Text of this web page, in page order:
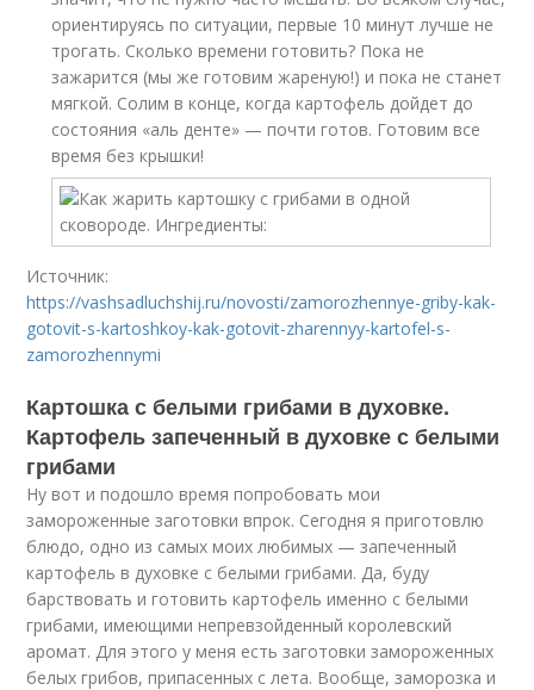
ориентируясь по ситуации, первые 10 минут лучше не
трогать. Сколько времени готовить? Пока не
зажарится (мы же готовим жареную!) и пока не станет
мягкой. Солим в конце, когда картофель дойдет до
состояния «аль денте» — почти готов. Готовим все
время без крышки!
Источник:
https://vashsadluchshij.ru/novosti/zamorozhennye-griby-kak-
gotovit-s-kartoshkoy-kak-gotovit-zharennyy-kartofel-s-
zamorozhennymi
Картошка с белыми грибами в духовке.
Картофель запеченный в духовке с белыми
грибами
Ну вот и подошло время попробовать мои
замороженные заготовки впрок. Сегодня я приготовлю
блюдо, одно из самых моих любимых — запеченный
картофель в духовке с белыми грибами. Да, буду
барствовать и готовить картофель именно с белыми
грибами, имеющими непревзойденный королевский
аромат. Для этого у меня есть заготовки замороженных
белых грибов, припасенных с лета. Вообще, заморозка и